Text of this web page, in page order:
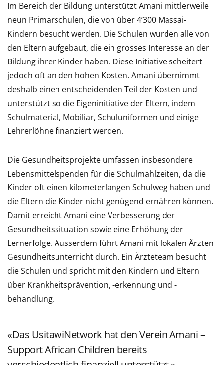
Im Bereich der Bildung unterstützt Amani mittlerweile
neun Primarschulen, die von über 4’300 Massai-
Kindern besucht werden. Die Schulen wurden alle von
den Eltern aufgebaut, die ein grosses Interesse an der
Bildung ihrer Kinder haben. Diese Initiative scheitert
jedoch oft an den hohen Kosten. Amani übernimmt
deshalb einen entscheidenden Teil der Kosten und
unterstützt so die Eigeninitiative der Eltern, indem
Schulmaterial, Mobiliar, Schuluniformen und einige
Lehrerlöhne finanziert werden.
Die Gesundheitsprojekte umfassen insbesondere
Lebensmittelspenden für die Schulmahlzeiten, da die
Kinder oft einen kilometerlangen Schulweg haben und
die Eltern die Kinder nicht genügend ernähren können.
Damit erreicht Amani eine Verbesserung der
Gesundheitssituation sowie eine Erhöhung der
Lernerfolge. Ausserdem führt Amani mit lokalen Ärzten
Gesundheitsunterricht durch. Ein Ärzteteam besucht
die Schulen und spricht mit den Kindern und Eltern
über Krankheitsprävention, -erkennung und -
behandlung.
Das UsitawiNetwork hat den Verein Amani –
Support African Children bereits